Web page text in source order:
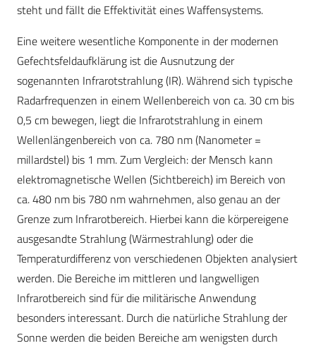
steht und fällt die Effektivität eines Waffensystems.
Eine weitere wesentliche Komponente in der modernen
Gefechtsfeldaufklärung ist die Ausnutzung der
sogenannten Infrarotstrahlung (IR). Während sich typische
Radarfrequenzen in einem Wellenbereich von ca. 30 cm bis
0,5 cm bewegen, liegt die Infrarotstrahlung in einem
Wellenlängenbereich von ca. 780 nm (Nanometer =
millardstel) bis 1 mm. Zum Vergleich: der Mensch kann
elektromagnetische Wellen (Sichtbereich) im Bereich von
ca. 480 nm bis 780 nm wahrnehmen, also genau an der
Grenze zum Infrarotbereich. Hierbei kann die körpereigene
ausgesandte Strahlung (Wärmestrahlung) oder die
Temperaturdifferenz von verschiedenen Objekten analysiert
werden. Die Bereiche im mittleren und langwelligen
Infrarotbereich sind für die militärische Anwendung
besonders interessant. Durch die natürliche Strahlung der
Sonne werden die beiden Bereiche am wenigsten durch